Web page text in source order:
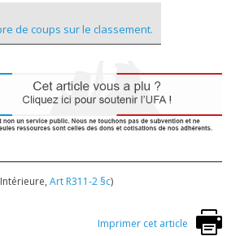
de coups sur le classement.
Art R311-2 §c)
Imprimer cet article